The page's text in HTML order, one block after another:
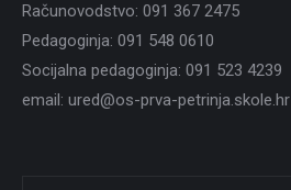
Računovodstvo: 091 367 2475
Pedagoginja: 091 548 0610
Socijalna pedagoginja: 091 523 4239
email: ured@os-prva-petrinja.skole.hr